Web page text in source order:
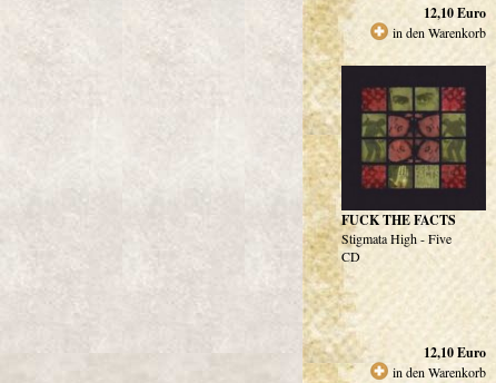
12,10Euro
in den Warenkorb
FUCK THE FACTS
Stigmata High - Five
CD
12,10Euro
in den Warenkorb